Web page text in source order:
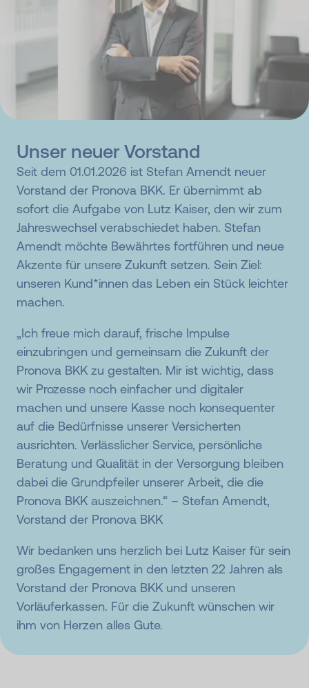
Unser neuer Vorstand
Seit dem 01.01.2026 ist Stefan Amendt neuer
Vorstand der Pronova BKK. Er übernimmt ab
sofort die Aufgabe von Lutz Kaiser, den wir zum
Jahreswechsel verabschiedet haben. Stefan
Amendt möchte Bewährtes fortführen und neue
Akzente für unsere Zukunft setzen. Sein Ziel:
unseren Kund*innen das Leben ein Stück leichter
machen.
„Ich freue mich darauf, frische Impulse
einzubringen und gemeinsam die Zukunft der
Pronova BKK zu gestalten. Mir ist wichtig, dass
wir Prozesse noch einfacher und digitaler
machen und unsere Kasse noch konsequenter
auf die Bedürfnisse unserer Versicherten
ausrichten. Verlässlicher Service, persönliche
Beratung und Qualität in der Versorgung bleiben
dabei die Grundpfeiler unserer Arbeit, die die
Pronova BKK auszeichnen.“ – Stefan Amendt,
Vorstand der Pronova BKK
Wir bedanken uns herzlich bei Lutz Kaiser für sein
großes Engagement in den letzten 22 Jahren als
Vorstand der Pronova BKK und unseren
Vorläuferkassen. Für die Zukunft wünschen wir
ihm von Herzen alles Gute.